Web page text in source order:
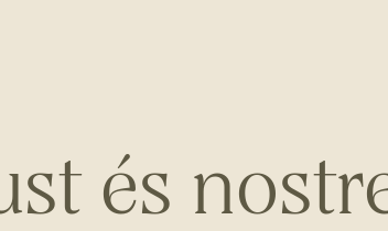
és